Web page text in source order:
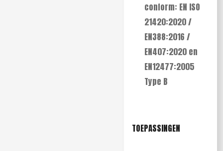
conform: EN ISO
21420:2020 /
EN388:2016 /
EN407:2020 en
EN12477:2005
Type B
TOEPASSINGEN